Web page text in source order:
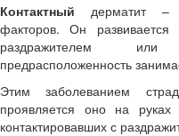
Контактный дерматит –
факторов. Он
раздражителем или
предрасположенность
Этим заболеванием
проявляется оно на руках
контактировавших с